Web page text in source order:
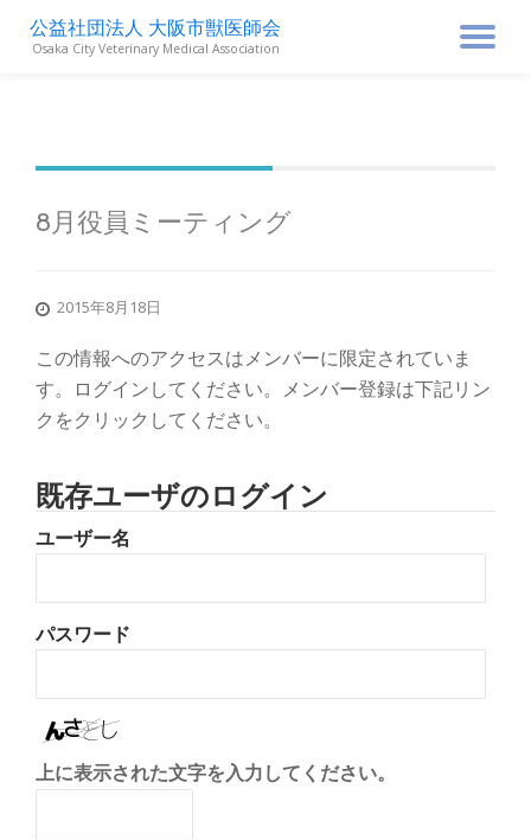
ナ
ン
切
り
公益社団法人 大阪市獣医師会
Osaka City Veterinary Medical Association
8月役員ミーティング
2015年8月18日
この情報へのアクセスはメンバーに限定されていま
す。ログインしてください。メンバー登録は下記リン
クをクリックしてください。
既存ユーザのログイン
ユーザー名
パスワード
上に表示された文字を入力してください。